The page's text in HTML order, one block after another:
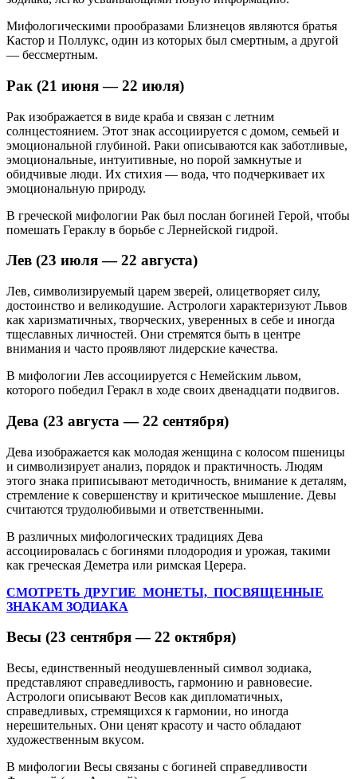
Мифологическими прообразами Близнецов являются братья
Кастор и Поллукс, один из которых был смертным, а другой
— бессмертным.
Рак (21 июня — 22 июля)
Рак изображается в виде краба и связан с летним
солнцестоянием. Этот знак ассоциируется с домом, семьей и
эмоциональной глубиной. Раки описываются как заботливые,
эмоциональные, интуитивные, но порой замкнутые и
обидчивые люди. Их стихия — вода, что подчеркивает их
эмоциональную природу.
В греческой мифологии Рак был послан богиней Герой, чтобы
помешать Гераклу в борьбе с Лернейской гидрой.
Лев (23 июля — 22 августа)
Лев, символизируемый царем зверей, олицетворяет силу,
достоинство и великодушие. Астрологи характеризуют Львов
как харизматичных, творческих, уверенных в себе и иногда
тщеславных личностей. Они стремятся быть в центре
внимания и часто проявляют лидерские качества.
В мифологии Лев ассоциируется с Немейским львом,
которого победил Геракл в ходе своих двенадцати подвигов.
Дева (23 августа — 22 сентября)
Дева изображается как молодая женщина с колосом пшеницы
и символизирует анализ, порядок и практичность. Людям
этого знака приписывают методичность, внимание к деталям,
стремление к совершенству и критическое мышление. Девы
считаются трудолюбивыми и ответственными.
В различных мифологических традициях Дева
ассоциировалась с богинями плодородия и урожая, такими
как греческая Деметра или римская Церера.
СМОТРЕТЬ ДРУГИЕ МОНЕТЫ, ПОСВЯЩЕННЫЕ
ЗНАКАМ ЗОДИАКА
Весы (23 сентября — 22 октября)
Весы, единственный неодушевленный символ зодиака,
представляют справедливость, гармонию и равновесие.
Астрологи описывают Весов как дипломатичных,
справедливых, стремящихся к гармонии, но иногда
нерешительных. Они ценят красоту и часто обладают
художественным вкусом.
В мифологии Весы связаны с богиней справедливости